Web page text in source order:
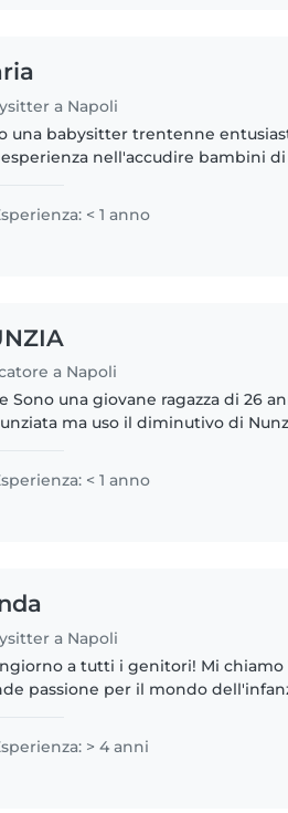
a Napoli
una babysitter trentenne
nell'accudire bambini
< 1 anno
a Napoli
Sono una giovane ragazza di 26
ma uso il diminutivo di
maestra di scuola..
< 1 anno
a Napoli
a tutti i genitori! Mi chiamo
passione per il mondo
> 4 anni